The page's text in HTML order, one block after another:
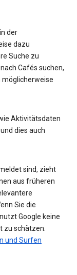
der
dazu
Suche zu
Cafés suchen,
Aktivitätsdaten
dies auch
sind, zieht
aus früheren
Sie die
Google keine
zu schätzen.
und Surfen